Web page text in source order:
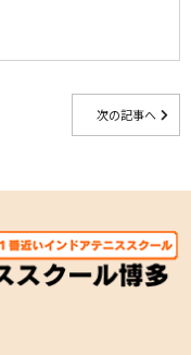
次の記事へ